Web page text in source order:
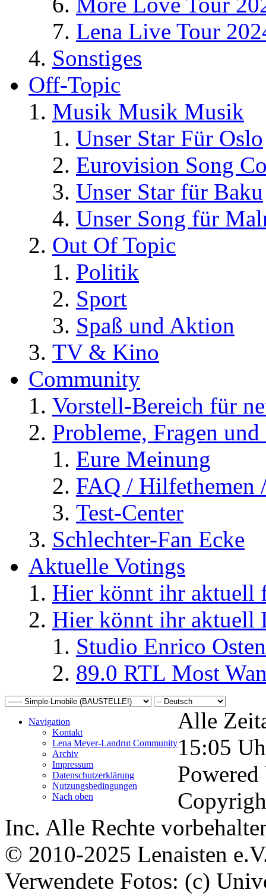
Lena Live Tour
Sonstiges
Off-Topic
Musik Musik Musik
Unser Star Für Oslo
Eurovision Song
Unser Star für Baku
Unser Song für
Out Of Topic
Politik
Sport
Spaß und Aktion
TV & Kino
Community
Vorstell-Bereich für
Probleme, Fragen
Eure Meinung
FAQ / Hilfethemen
Test-Center
Schlechter-Fan Ecke
Aktuelle Votings
Hier könnt ihr aktuell
Hier könnt ihr aktuell
Studio Enrico
89.0 RTL Most
Navigation
Kontakt
Lena Meyer-Landrut Community
Archiv
Impressum
Datenschutzerklärung
Nutzungsbedingungen
Nach oben
Alle
15:05
Inc. Alle Rechte
© 2010-2025 Lenaisten
Verwendete Fotos: (c)